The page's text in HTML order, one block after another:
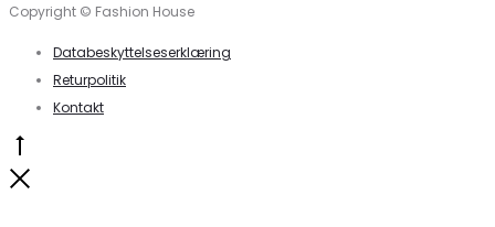
Copyright © Fashion House
Databeskyttelseserklæring
Returpolitik
Kontakt